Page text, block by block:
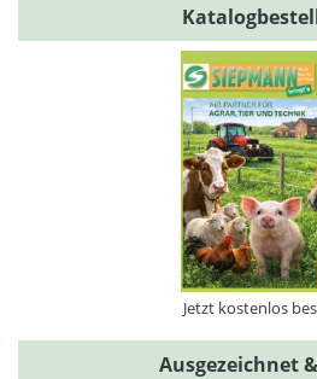
Jetzt kostenlos
Ausgezeichnet